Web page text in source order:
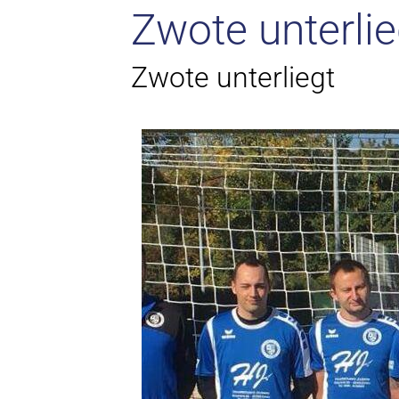
Zwote
Zwote unterliegt